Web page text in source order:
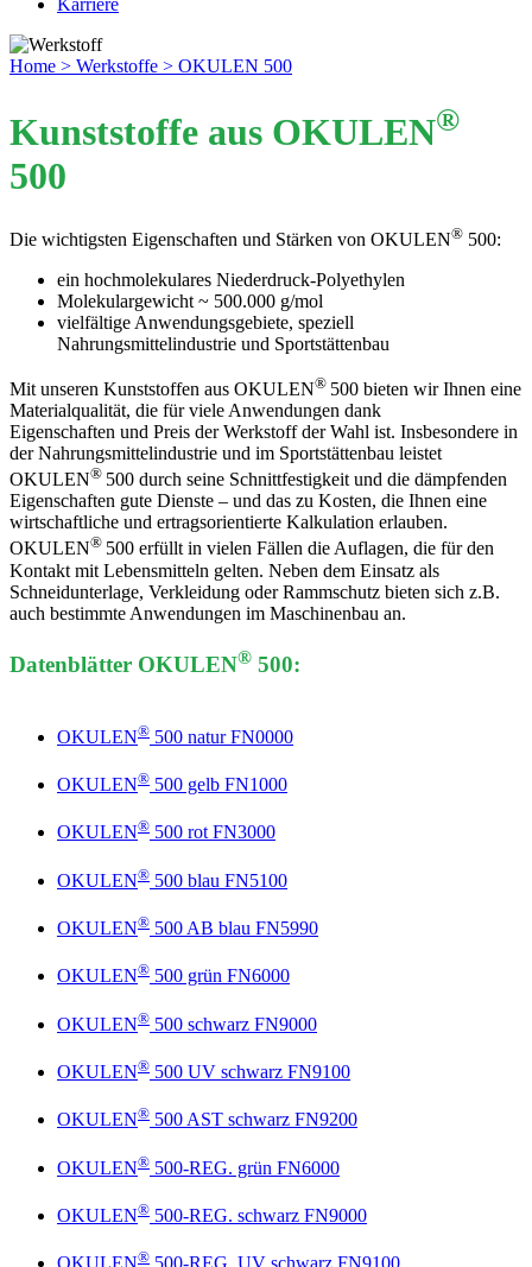
Karriere
Home > Werkstoffe > OKULEN 500
Kunststoffe aus OKULEN®
500
Die wichtigsten Eigenschaften und Stärken von OKULEN® 500:
ein hochmolekulares Niederdruck-Polyethylen
Molekulargewicht ~ 500.000 g/mol
vielfältige Anwendungsgebiete, speziell
Nahrungsmittelindustrie und Sportstättenbau
Mit unseren Kunststoffen aus OKULEN® 500 bieten wir Ihnen eine
Materialqualität, die für viele Anwendungen dank
Eigenschaften und Preis der Werkstoff der Wahl ist. Insbesondere in
der Nahrungsmittelindustrie und im Sportstättenbau leistet
OKULEN® 500 durch seine Schnittfestigkeit und die dämpfenden
Eigenschaften gute Dienste – und das zu Kosten, die Ihnen eine
wirtschaftliche und ertragsorientierte Kalkulation erlauben.
OKULEN® 500 erfüllt in vielen Fällen die Auflagen, die für den
Kontakt mit Lebensmitteln gelten. Neben dem Einsatz als
Schneidunterlage, Verkleidung oder Rammschutz bieten sich z.B.
auch bestimmte Anwendungen im Maschinenbau an.
Datenblätter OKULEN® 500:
OKULEN® 500 natur FN0000
OKULEN® 500 gelb FN1000
OKULEN® 500 rot FN3000
OKULEN® 500 blau FN5100
OKULEN® 500 AB blau FN5990
OKULEN® 500 grün FN6000
OKULEN® 500 schwarz FN9000
OKULEN® 500 UV schwarz FN9100
OKULEN® 500 AST schwarz FN9200
OKULEN® 500-REG. grün FN6000
OKULEN® 500-REG. schwarz FN9000
®